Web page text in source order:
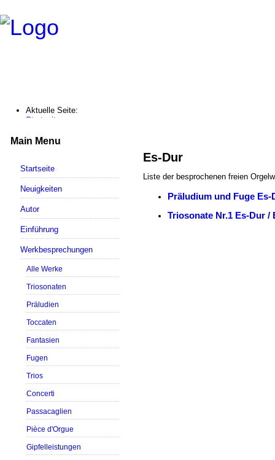
Aktuelle Seite:
Startseite
Alle Schlagwörter
Main Menu
Startseite
Neuigkeiten
Autor
Einführung
Werkbesprechungen
Alle Werke
Triosonaten
Präludien
Toccaten
Fantasien
Fugen
Trios
Concerti
Passacaglien
Pièce d'Orgue
Gipfelleistungen
Es-Dur
Liste der besprochenen freien
Präludium und Fuge Es-
Triosonate Nr.1 Es-Dur /